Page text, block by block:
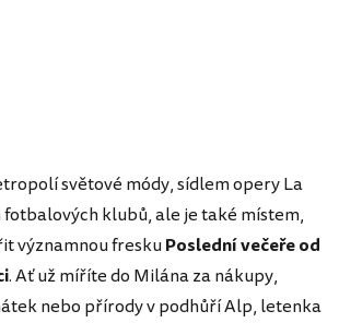
světové módy, sídlem opery La
fotbalových klubů, ale je také místem,
významnou freskuPoslední večeře od
. Ať už míříte do Milána za nákupy,
nebo přírody v podhůří Alp, letenka